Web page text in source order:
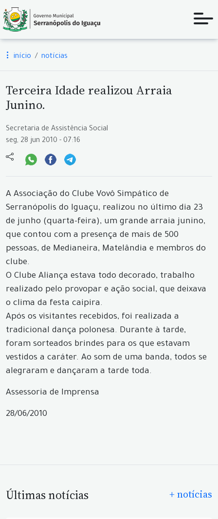
início notícias
Terceira Idade realizou Arraia
Junino.
Secretaria de Assistência Social
seg, 28 jun 2010 - 07:16
A Associação do Clube Vovô Simpático de
Serranópolis do Iguaçu, realizou no último dia 23
de junho (quarta-feira), um grande arraia junino,
que contou com a presença de mais de 500
pessoas, de Medianeira, Matelândia e membros do
clube.
O Clube Aliança estava todo decorado, trabalho
realizado pelo provopar e ação social, que deixava
o clima da festa caipira.
Após os visitantes recebidos, foi realizada a
tradicional dança polonesa. Durante à tarde,
foram sorteados brindes para os que estavam
vestidos a caráter. Ao som de uma banda, todos se
alegraram e dançaram a tarde toda.
Assessoria de Imprensa
28/06/2010
Últimas notícias + notícias